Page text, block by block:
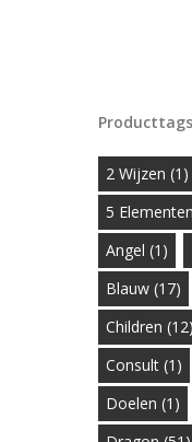
Producttags
2 Wijzen (1)
5 Elementen
Angel (1)
Blauw (17)
Children (12)
Consult (1)
Doelen (1)